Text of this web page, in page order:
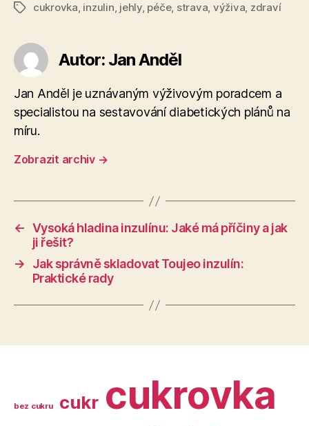
Štítkycukrovka, inzulin, jehly, péče, strava, výživa, zdraví
Autor: Jan Anděl
Jan Anděl je uznávaným výživovým poradcem a
specialistou na sestavování diabetických plánů na
míru.
Zobrazit archiv →
← Vysoká hladina inzulínu: Jaké má příčiny a jak
ji řešit?
→
Jak správně skladovat Toujeo inzulín:
Praktické rady
bez cukru cukr cukrovka